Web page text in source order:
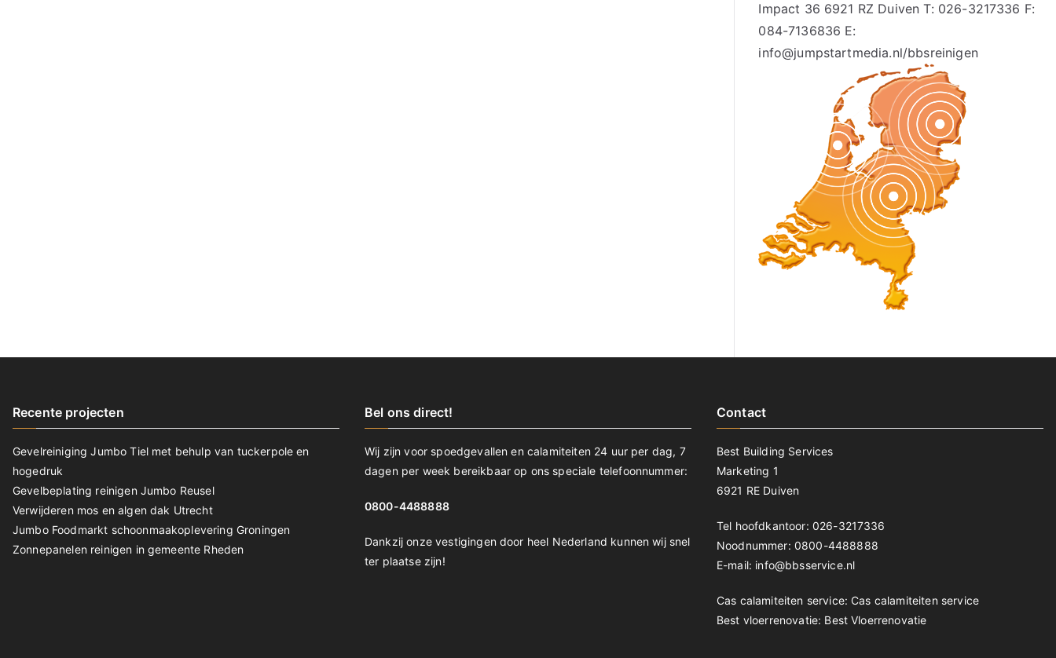
Impact 36 6921 RZ Duiven T: 026-3217336 F:
084-7136836 E:
info@jumpstartmedia.nl/bbsreinigen
Recente projecten
Gevelreiniging Jumbo Tiel met behulp van tuckerpole en
hogedruk
Gevelbeplating reinigen Jumbo Reusel
Verwijderen mos en algen dak Utrecht
Jumbo Foodmarkt schoonmaakoplevering Groningen
Zonnepanelen reinigen in gemeente Rheden
Bel ons direct!
Wij zijn voor spoedgevallen en calamiteiten 24 uur per dag, 7
dagen per week bereikbaar op ons speciale telefoonnummer:
0800-4488888
Dankzij onze vestigingen door heel Nederland kunnen wij snel
ter plaatse zijn!
Contact
Best Building Services
Marketing 1
6921 RE Duiven
Tel hoofdkantoor: 026-3217336
Noodnummer: 0800-4488888
E-mail: info@bbsservice.nl
Cas calamiteiten service: Cas calamiteiten service
Best vloerrenovatie: Best Vloerrenovatie